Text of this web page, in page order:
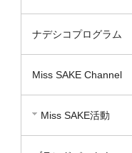
ナデシコプログラム
Miss SAKE Channel
Miss SAKE活動